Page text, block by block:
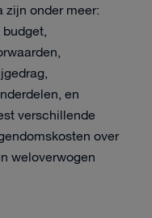
onder meer:
en
verschillende
over
weloverwogen